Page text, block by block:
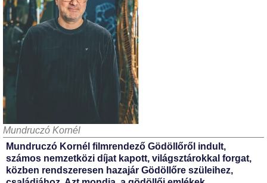
Mundruczó Kornél
Mundruczó Kornél filmrendező Gödöllőről indult,
számos nemzetközi díjat kapott, világsztárokkal forgat,
közben rendszeresen hazajár Gödöllőre szüleihez,